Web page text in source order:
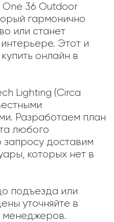
36 Outdoor
гармонично
или станет
Этот и
онлайн в
Lighting (Circa
Разработаем план
любого
запросу доставим
которых нет в
подъезда или
уточняйте в
менеджеров.